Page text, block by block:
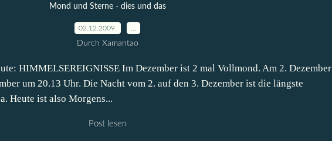
Mond und Sterne - dies und das
02.12.2009
Durch Xamantao
HIMMELSEREIGNISSE Im Dezember ist 2 mal Vollmond. Am 2. Dezember
um 20.13 Uhr. Die Nacht vom 2. auf den 3. Dezember ist die längste
Heute ist also Morgens...
Post lesen